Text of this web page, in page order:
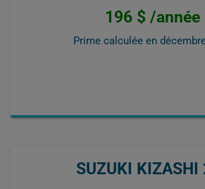
196 $ /année
Prime calculée en
SUZUKI KIZASHI